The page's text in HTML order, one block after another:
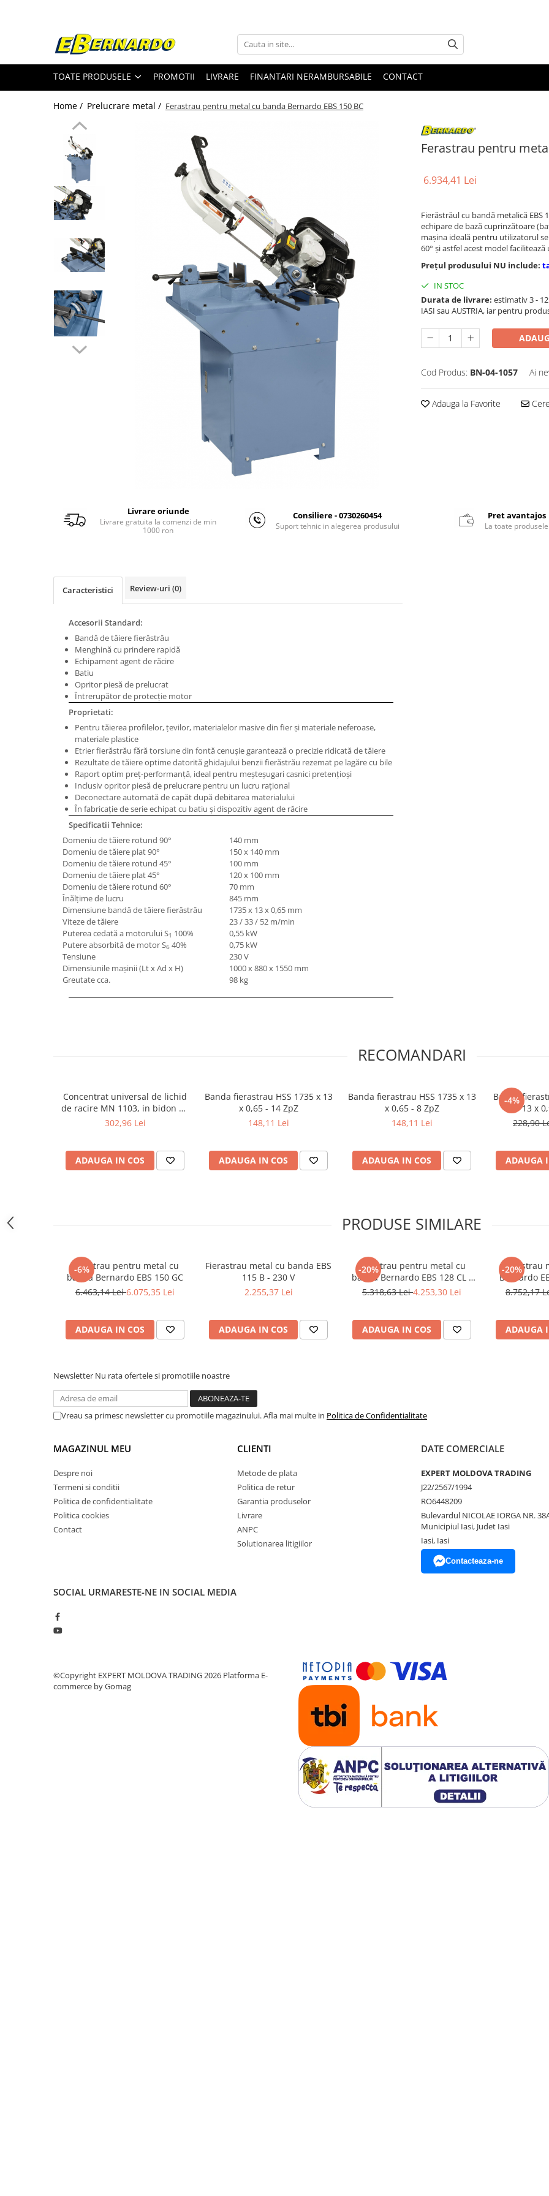
Toate Produsele
Prelucrare metal
Fierastraie pentru metal
Ferastraie mobile pentru metal
Ferastraie orizontale pentru metal
Ferastraie circulare pentru metal
Dispozitive de sudare pentru panze
Ferastraie automate cu banda si
doua coloane
Ferastraie metal cu banda si taiere
Ferastraie prelucrare metal cu
banda si taiere dubla
Strunguri pentru metal
Strunguri CNC
Strunguri cu cutie de viteze
Strunguri cu surub de ghidare
Masini de gaurit cu angrenaj, masa
Masini de gaurit cu coloana si
curea de distributie
Masini de gaurit cu stand si
Masini de gaurit radiale
Masini de gaurit si frezat
Masini de gaurit cu freza
Masini de frezat universale
Centre de prelucrare verticale CNC
Masini de frezat cu batiu
Masini de frezat multifunctionale
Masini de frezat universale SERVO
Masini de frezat verticale
Masini de slefuit metal
Masini de ascutit burghie
Masini de lustruit
Masini de polizat bavuri cu perii
Masini de rectificat plan
Masini de rectificat plan
Masini de rectificat rotund
Masini de satinat
Masini de slefuit combinate
Masini de slefuit cu banda
Masini de slefuit cu disc
Masini de slefuit cu mediu umed si
Masini pneumatice de filetat
Masini electrice de filetat
Masini de gaurit cu talpa
Universale de strung si accesorii
Falci pentru 3 bacuri PS3/ PO3
Falci pentru 4 bacuri PS4/ PO4
Fălcile pentru 4-bacuri DK12
Mandrine independente
Mandrină cu 4 fălci din otel
Seturi de unelte pentru strungarie
Instrumente de prindere
Elemente de prindere mecanică
Fălci pentru PHV / VHV
Instrumente de masurare
Bloc ecartament, masurare și
Indicator cadran / Baze magnetice
TOATE PRODUSELE PROMOTII LIVRARE FINANTARI NERAMBURSABILE CONTACT
Home / Prelucrare metal / Ferastrau pentru metal cu banda Bernardo EBS 150 BC
Ferastrau pentru
6.934,41 Lei
Fierăstrăul cu bandă metalică
echipare de bază cuprinzătoare
maşina ideală pentru utilizatorul
60° şi astfel acest model
Prețul produsului NU include:
IN STOC
Durata de livrare: estimativ 3 -
IASI sau AUSTRIA, iar pentru
Cod Produs: BN-04-1057 Ai
Adauga la Favorite
Livrare oriunde
Livrare gratuita la comenzi de min
1000 ron
Consiliere - 0730260454
Suport tehnic in alegerea produsului
Pret avantajos
La toate produsele
Caracteristici Review-uri (0)
Accesorii Standard:
Bandă de tăiere fierăstrău
Menghină cu prindere rapidă
Echipament agent de răcire
Batiu
Opritor piesă de prelucrat
Întrerupător de protecţie motor
Proprietati:
Pentru tăierea profilelor, ţevilor, materialelor masive din fier şi materiale neferoase,
materiale plastice
Etrier fierăstrău fără torsiune din fontă cenuşie garantează o precizie ridicată de tăiere
Rezultate de tăiere optime datorită ghidajului benzii fierăstrău rezemat pe lagăre cu bile
Raport optim preţ-performanţă, ideal pentru meşteşugari casnici pretenţioşi
Inclusiv opritor piesă de prelucrare pentru un lucru raţional
Deconectare automată de capăt după debitarea materialului
În fabricaţie de serie echipat cu batiu şi dispozitiv agent de răcire
Specificatii Tehnice:
Domeniu de tăiere rotund 90°
140 mm
Domeniu de tăiere plat 90°
150 x 140 mm
Domeniu de tăiere rotund 45°
100 mm
Domeniu de tăiere plat 45°
120 x 100 mm
Domeniu de tăiere rotund 60°
70 mm
Înălţime de lucru
845 mm
Dimensiune bandă de tăiere fierăstrău
1735 x 13 x 0,65 mm
Viteze de tăiere
23 / 33 / 52 m/min
Puterea cedată a motorului S1 100%
0,55 kW
Putere absorbită de motor S6 40%
0,75 kW
Tensiune
230 V
Dimensiunile maşinii (Lt x Ad x H)
1000 x 880 x 1550 mm
Greutate cca.
98 kg
RECOMANDARI
Concentrat universal de lichid
de racire MN 1103, in bidon de
5 l
302,96 Lei
ADAUGA IN COS
Banda fierastrau HSS 1735 x 13
x 0,65 - 14 ZpZ
148,11 Lei
ADAUGA IN COS
Banda fierastrau HSS 1735 x 13
x 0,65 - 8 ZpZ
148,11 Lei
ADAUGA IN COS
-4%
Banda
13 x
228,90
ADAUGA
PRODUSE SIMILARE
-6%
Ferastrau pentru metal cu
banda Bernardo EBS 150 GC
6.463,14 Lei6.075,35 Lei
ADAUGA IN COS
Fierastrau metal cu banda EBS
115 B - 230 V
2.255,37 Lei
ADAUGA IN COS
-20%
Ferastrau pentru metal cu
banda Bernardo EBS 128 CL -
230 V
5.318,63 Lei4.253,30 Lei
ADAUGA IN COS
-20%
Fierastrau
Bernardo
8.752,17
ADAUGA
Newsletter Nu rata ofertele si promotiile noastre
Vreau sa primesc newsletter cu promotiile magazinului. Afla mai multe in Politica de Confidentialitate
MAGAZINUL MEU
Despre noi
Termeni si conditii
Politica de confidentialitate
Politica cookies
Contact
CLIENTI
Metode de plata
Politica de retur
Garantia produselor
Livrare
ANPC
Solutionarea litigiilor
DATE COMERCIALE
EXPERT MOLDOVA TRADING
J22/2567/1994
RO6448209
Bulevardul NICOLAE IORGA NR.
Municipiul Iasi, Judet Iasi
Iasi, Iasi
Contacteaza-ne
SOCIAL URMARESTE-NE IN SOCIAL MEDIA
©Copyright EXPERT MOLDOVA TRADING 2026 Platforma E-
commerce by Gomag